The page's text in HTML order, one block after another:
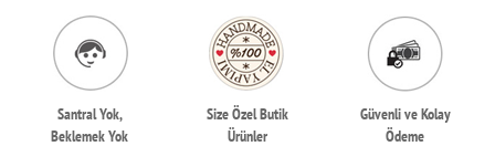
Santral Yok,
Beklemek Yok
Size Özel Butik
Ürünler
Güvenli ve Kolay
Ödeme